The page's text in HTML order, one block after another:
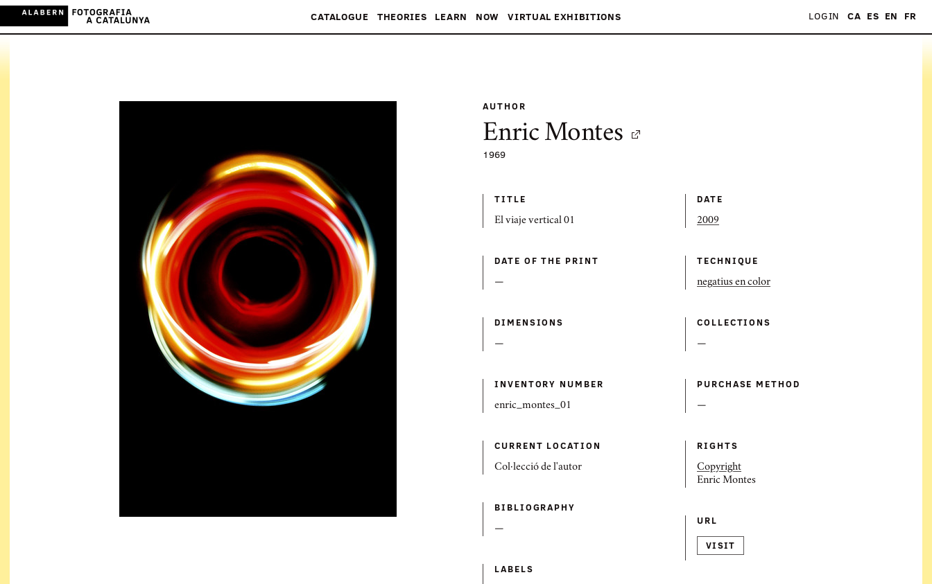
CATALOGUE THEORIES LEARN NOW VIRTUAL EXHIBITIONS LOGIN CA ES EN FR
AUTHOR
Enric Montes
1969
TITLE
El viaje vertical 01
DATE
2009
DATE OF THE PRINT
—
TECHNIQUE
negatius en color
DIMENSIONS
—
COLLECTIONS
—
INVENTORY NUMBER
enric_montes_01
PURCHASE METHOD
—
CURRENT LOCATION
Col·lecció de l'autor
RIGHTS
Copyright
Enric Montes
BIBLIOGRAPHY
—
URL
VISIT
LABELS